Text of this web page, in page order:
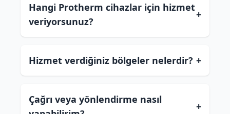
Hangi Protherm cihazlar için hizmet
veriyorsunuz?
+
Hizmet verdiğiniz bölgeler nelerdir? +
Çağrı veya yönlendirme nasıl
+